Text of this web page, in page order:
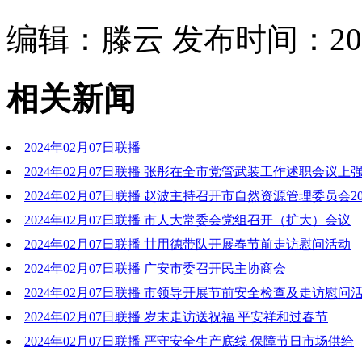
编辑：滕云 发布时间：
相关新闻
2024年02月07日联播
2024年02月07日联播 张彤在全市党管武装工作述职会议上
动国防动员和后备力量建设高质量发展 为全面建设社会主义
出新的更大贡献
2024年02月07日联播 赵波主持召开市自然资源管理委员会
会议2024年02月07日联播 市人大常委会党组召开（扩大）会议
2024年02月07日联播 甘用德带队开展春节前走访慰问活动
2024年02月07日联播 广安市委召开民主协商会
2024年02月07日联播 市领导开展节前安全检查及走访慰问
2024年02月07日联播 岁末走访送祝福 平安祥和过春节
2024年02月07日联播 严守安全生产底线 保障节日市场供给